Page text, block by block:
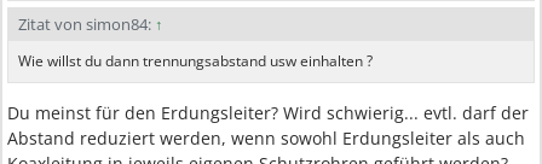
Zitat von simon84: ↑
Wie willst du dann trennungsabstand usw einhalten ?
Du meinst für den Erdungsleiter? Wird schwierig... evtl. darf der
Abstand reduziert werden, wenn sowohl Erdungsleiter als auch